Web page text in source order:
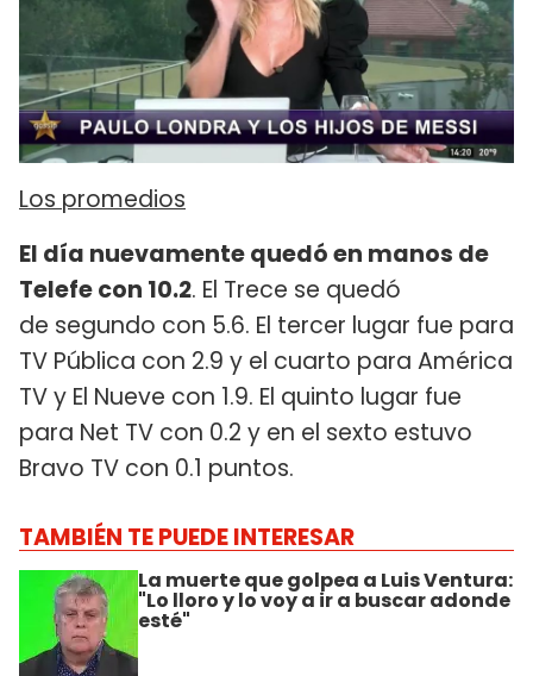
Los promedios
El día nuevamente quedó en manos de
Telefe con 10.2. El Trece se quedó
de segundo con 5.6. El tercer lugar fue para
TV Pública con 2.9 y el cuarto para América
TV y El Nueve con 1.9. El quinto lugar fue
para Net TV con 0.2 y en el sexto estuvo
Bravo TV con 0.1 puntos.
TAMBIÉN TE PUEDE INTERESAR
La muerte que golpea a Luis Ventura:
"Lo lloro y lo voy a ir a buscar adonde
esté"